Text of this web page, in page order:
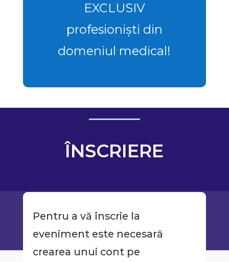
EXCLUSIV
profesioniști din
domeniul medical!
ÎNSCRIERE
Pentru a vă înscrie la
eveniment este necesară
crearea unui cont pe